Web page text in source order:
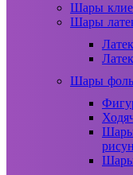
Шары
Шары
Шары
Шары
Шары